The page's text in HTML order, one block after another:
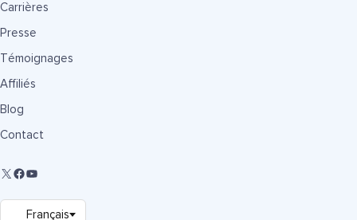
Carrières
Presse
Témoignages
Affiliés
Blog
Contact